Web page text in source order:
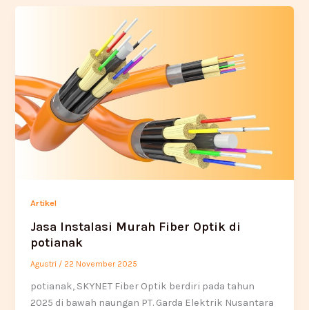
Artikel
Jasa Instalasi Murah Fiber Optik di
potianak
Agustri / 22 November 2025
potianak, SKYNET Fiber Optik berdiri pada tahun
2025 di bawah naungan PT. Garda Elektrik Nusantara